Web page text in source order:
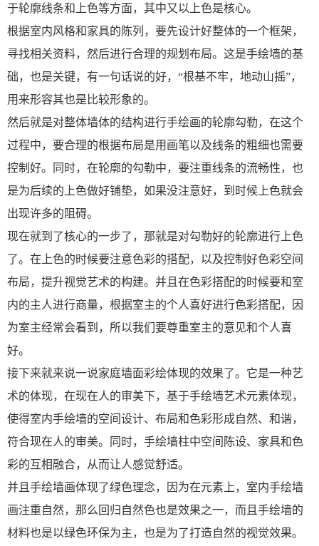
于轮廓线条和上色等方面，其中又以上色是核心。
根据室内风格和家具的陈列，要先设计好整体的一个框架，
寻找相关资料，然后进行合理的规划布局。这是手绘墙的基
础，也是关键，有一句话说的好，“根基不牢，地动山摇”，
用来形容其也是比较形象的。
然后就是对整体墙体的结构进行手绘画的轮廓勾勒，在这个
过程中，要合理的根据布局是用画笔以及线条的粗细也需要
控制好。同时，在轮廓的勾勒中，要注重线条的流畅性，也
是为后续的上色做好铺垫，如果没注意好，到时候上色就会
出现许多的阻碍。
现在就到了核心的一步了，那就是对勾勒好的轮廓进行上色
了。在上色的时候要注意色彩的搭配，以及控制好色彩空间
布局，提升视觉艺术的构建。并且在色彩搭配的时候要和室
内的主人进行商量，根据室主的个人喜好进行色彩搭配，因
为室主经常会看到，所以我们要尊重室主的意见和个人喜
好。
接下来就来说一说家庭墙面彩绘体现的效果了。它是一种艺
术的体现，在现在人的审美下，基于手绘墙艺术元素体现，
使得室内手绘墙的空间设计、布局和色彩形成自然、和谐，
符合现在人的审美。同时，手绘墙柱中空间陈设、家具和色
彩的互相融合，从而让人感觉舒适。
并且手绘墙画体现了绿色理念，因为在元素上，室内手绘墙
画注重自然，那么回归自然色也是效果之一，而且手绘墙的
材料也是以绿色环保为主，也是为了打造自然的视觉效果。